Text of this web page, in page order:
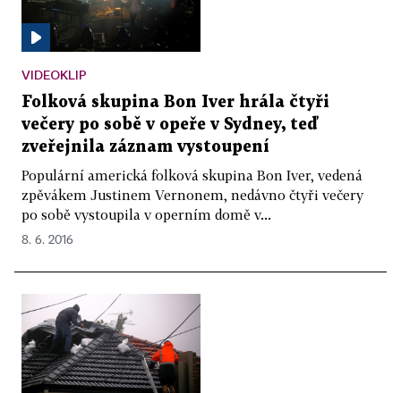
VIDEOKLIP
Folková skupina Bon Iver hrála čtyři
večery po sobě v opeře v Sydney, teď
zveřejnila záznam vystoupení
Populární americká folková skupina Bon Iver, vedená
zpěvákem Justinem Vernonem, nedávno čtyři večery
po sobě vystoupila v operním domě v...
8. 6. 2016